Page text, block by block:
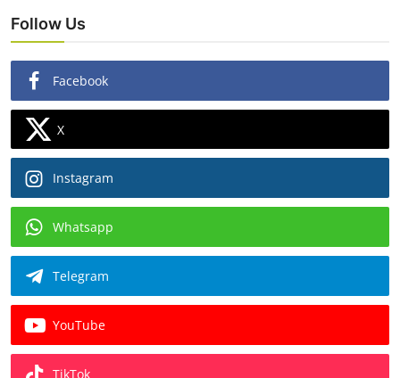
Follow Us
Facebook
X
Instagram
Whatsapp
Telegram
YouTube
TikTok